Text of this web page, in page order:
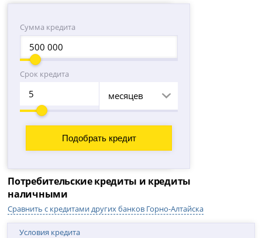
Сумма кредита
Срок кредита
месяцев
Потребительские кредиты и кредиты
наличными
Сравнить с кредитами других банков Горно-Алтайска
Условия кредита